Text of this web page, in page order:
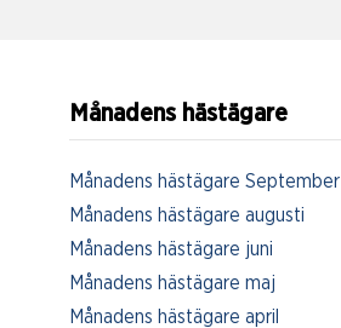
Månadens hästägare
Månadens hästägare September
Månadens hästägare augusti
Månadens hästägare juni
Månadens hästägare maj
Månadens hästägare april